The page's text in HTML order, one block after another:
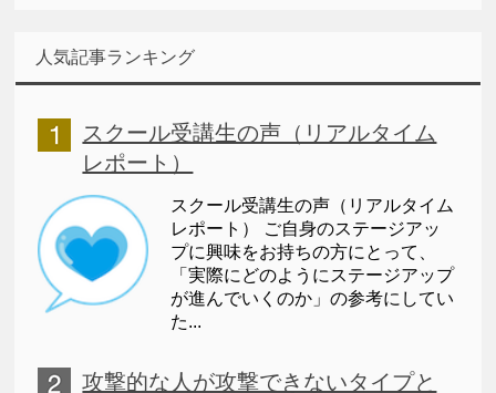
人気記事ランキング
スクール受講生の声（リアルタイム
レポート）
スクール受講生の声（リアルタイム
レポート） ご自身のステージアッ
プに興味をお持ちの方にとって、
「実際にどのようにステージアップ
が進んでいくのか」の参考にしてい
た...
攻撃的な人が攻撃できないタイプと